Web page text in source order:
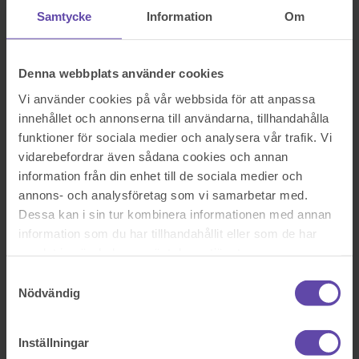
Samtycke Information Om
Denna webbplats använder cookies
Vi använder cookies på vår webbsida för att anpassa
innehållet och annonserna till användarna, tillhandahålla
funktioner för sociala medier och analysera vår trafik. Vi
vidarebefordrar även sådana cookies och annan
information från din enhet till de sociala medier och
annons- och analysföretag som vi samarbetar med.
Dessa kan i sin tur kombinera informationen med annan
information som du har tillhandahållit eller som de har
Nödvändig
Inställningar
Sök efter en fråga
Se alla frågor Boka tid med jurist
Boka tid med jurist
På kontor, telefon eller onlinemöte
Dela fråga
Rådgivarens svar
2019-07-23
Krav på fastställande av faderskap
föräldrabalken. Fram
utreda vem som är far till barnet och se till att faderskapet fastställs,
under förutsättning att barnet har hemvist i Sverige, enligt2 kap. 1 §